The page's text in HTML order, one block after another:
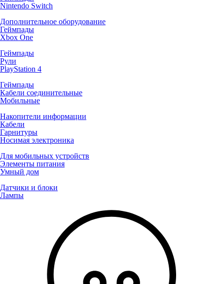
Nintendo Switch
Дополнительное оборудование
Геймпады
Xbox One
Геймпады
Рули
PlayStation 4
Геймпады
Кабели соединительные
Мобильные
Накопители информации
Кабели
Гарнитуры
Носимая электроника
Для мобильных устройств
Элементы питания
Умный дом
Датчики и блоки
Лампы